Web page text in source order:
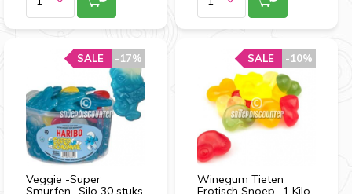
Veggie -Super
Smurfen -Silo 30 stuks
-17%
SALE
Winegum Tieten
Erotisch Snoep -1 Kilo
-10%
SALE